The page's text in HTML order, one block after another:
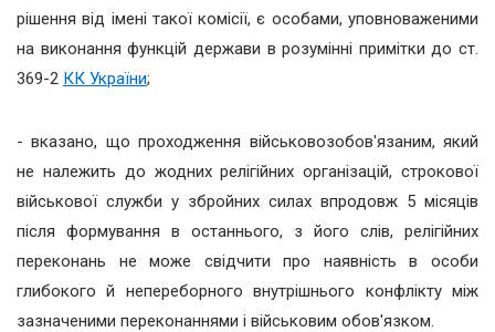
рішення від імені такої комісії, є особами, уповноваженими
на виконання функцій держави в розумінні примітки до ст.
369-2 КК України;
- вказано, що проходження військовозобов'язаним, який
не належить до жодних релігійних організацій, строкової
військової служби у збройних силах впродовж 5 місяців
після формування в останнього, з його слів, релігійних
переконань не може свідчити про наявність в особи
глибокого й непереборного внутрішнього конфлікту між
зазначеними переконаннями і військовим обов'язком.